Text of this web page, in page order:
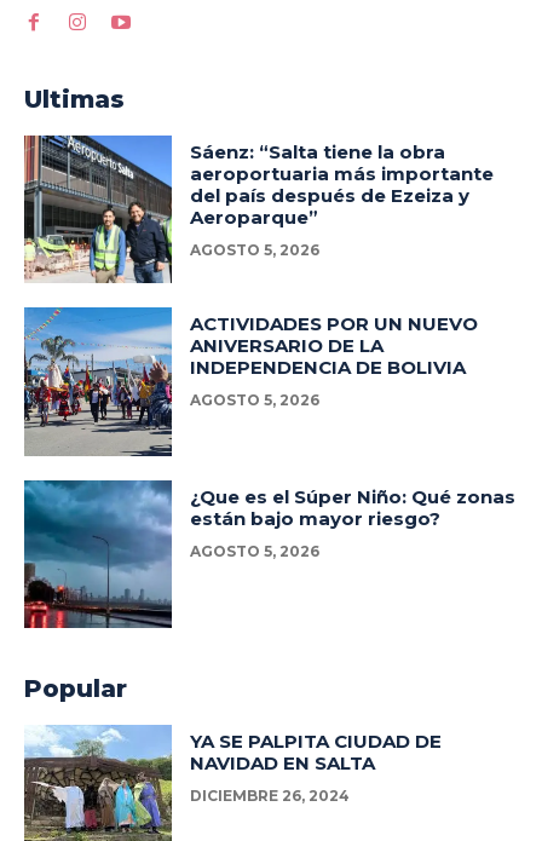
Ultimas
Sáenz: “Salta tiene la obra
aeroportuaria más importante
del país después de Ezeiza y
Aeroparque”
AGOSTO 5, 2026
ACTIVIDADES POR UN NUEVO
ANIVERSARIO DE LA
INDEPENDENCIA DE BOLIVIA
AGOSTO 5, 2026
¿Que es el Súper Niño: Qué zonas
están bajo mayor riesgo?
AGOSTO 5, 2026
Popular
YA SE PALPITA CIUDAD DE
NAVIDAD EN SALTA
DICIEMBRE 26, 2024